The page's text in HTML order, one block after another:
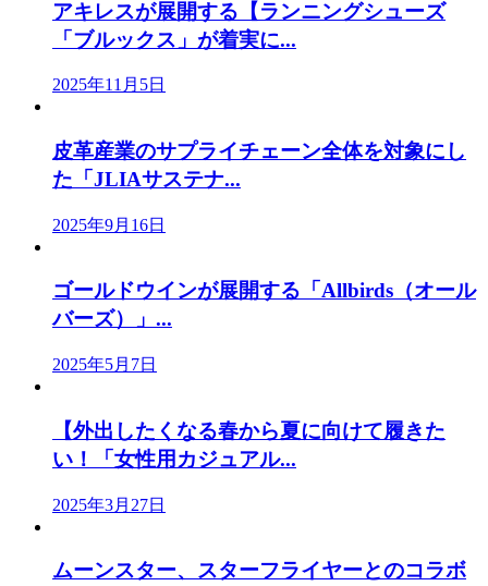
アキレスが展開する【ランニングシューズ
「ブルックス」が着実に...
2025年11月5日
皮革産業のサプライチェーン全体を対象にし
た「JLIAサステナ...
2025年9月16日
ゴールドウインが展開する「Allbirds（オール
バーズ）」...
2025年5月7日
【外出したくなる春から夏に向けて履きた
い！「女性用カジュアル...
2025年3月27日
ムーンスター、スターフライヤーとのコラボ